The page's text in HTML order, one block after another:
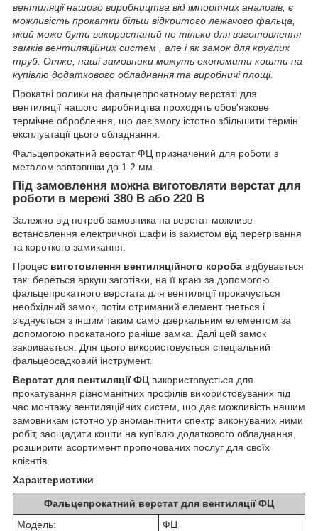
вентиляції нашого виробництва від імпортних аналогів, є
можливість прокатки більш відкритого лежачого фальца,
який може бути використаний не тільки для виготовлення
замків вентиляційних систем , але і як замок для круглих
труб. Отже, наші замовники можуть економити кошти на
купівлю додаткового обладнання та виробничі площі.
Прокатні ролики на фальцепрокатному верстаті для
вентиляції нашого виробництва проходять обов'язкове
термічне оброблення, що дає змогу істотно збільшити термін
експлуатації цього обладнання.
Фальцепрокатний верстат ФЦ призначений для роботи з
металом завтовшки до 1.2 мм.
Під замовлення можна виготовляти верстат для
роботи в мережі 380 В або 220 В
Залежно від потреб замовника на верстат можливе
встановлення електричної шафи із захистом від перегрівання
та короткого замикання.
Процес виготовлення вентиляційного короба відбувається
так: береться аркуш заготівки, на її краю за допомогою
фальцепрокатного верстата для вентиляції прокачується
необхідний замок, потім отриманий елемент гнеться і
з'єднується з іншим таким само дзеркальним елементом за
допомогою прокатаного раніше замка. Далі цей замок
закривається. Для цього використовується спеціальний
фальцеосадковий інструмент.
Верстат для вентиляції ФЦ використовується для
прокатування різноманітних профілів використовуваних під
час монтажу вентиляційних систем, що дає можливість нашим
замовникам істотно урізноманітнити спектр виконуваних ними
робіт, заощадити кошти на купівлю додаткового обладнання,
розширити асортимент пропонованих послуг для своїх
клієнтів.
Характеристики
Фальцепрокатний верстат для вентиляції ФЦ
Модель:
ФЦ